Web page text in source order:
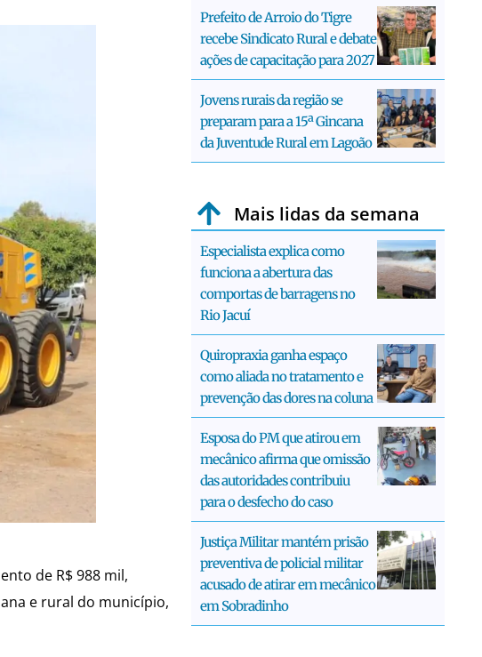
de R$ 988 mil,
e rural do município,
Prefeito de Arroio do Tigre
recebe Sindicato Rural e debate
ações de capacitação para 2027
Jovens rurais da região se
preparam para a 15ª Gincana
da Juventude Rural em Lagoão
Mais lidas da semana
Especialista explica como
funciona a abertura das
comportas de barragens no
Rio Jacuí
Quiropraxia ganha espaço
como aliada no tratamento e
prevenção das dores na coluna
Esposa do PM que atirou em
mecânico afirma que omissão
das autoridades contribuiu
para o desfecho do caso
Justiça Militar mantém prisão
preventiva de policial militar
acusado de atirar em mecânico
em Sobradinho